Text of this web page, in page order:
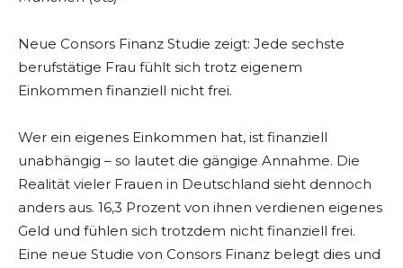
Neue Consors Finanz Studie zeigt: Jede sechste
berufstätige Frau fühlt sich trotz eigenem
Einkommen finanziell nicht frei.
Wer ein eigenes Einkommen hat, ist finanziell
unabhängig – so lautet die gängige Annahme. Die
Realität vieler Frauen in Deutschland sieht dennoch
anders aus. 16,3 Prozent von ihnen verdienen eigenes
Geld und fühlen sich trotzdem nicht finanziell frei.
Eine neue Studie von Consors Finanz belegt dies und